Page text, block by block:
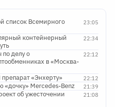
23:05
список Всемирного
22:34
контейнерный
22:12
делу о
в «Москва-
22:12
«Энхерту»
21:39
Mercedes-Benz
21:08
об ужесточении